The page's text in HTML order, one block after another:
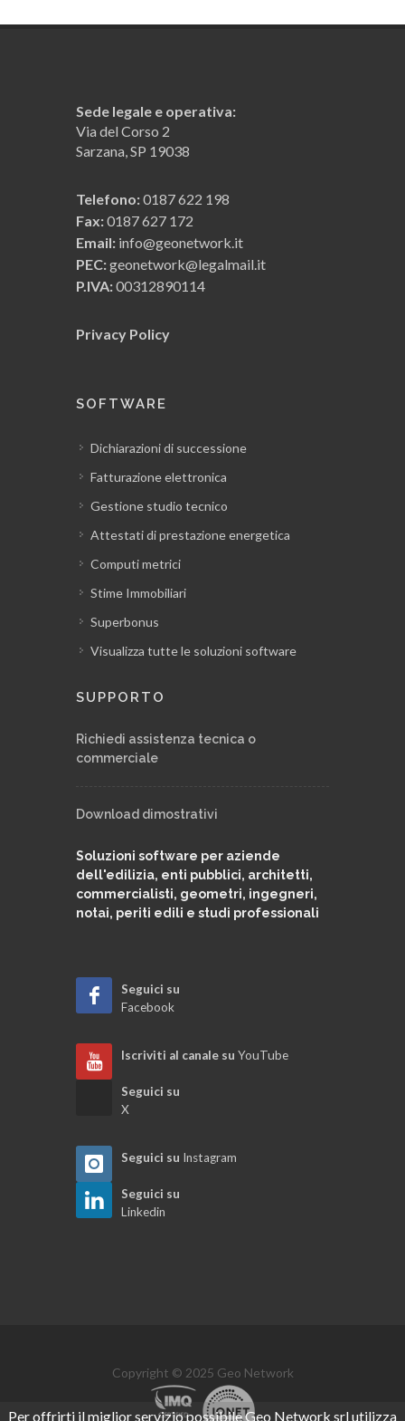
Sede legale e operativa:
Via del Corso 2
Sarzana, SP 19038
Telefono:0187 622 198
Fax:0187 627 172
Email: info@geonetwork.it
PEC:geonetwork@legalmail.it
P.IVA:00312890114
Privacy Policy
SOFTWARE
Dichiarazioni di successione
Fatturazione elettronica
Gestione studio tecnico
Attestati di prestazione energetica
Computi metrici
Stime Immobiliari
Superbonus
Visualizza tutte le soluzioni software
SUPPORTO
Richiedi assistenza tecnica o
commerciale
Download dimostrativi
Soluzioni software per aziende
dell'edilizia, enti pubblici, architetti,
commercialisti, geometri, ingegneri,
notai, periti edili e studi professionali
Seguici su
Facebook
Iscriviti al canale su YouTube
Seguici su
X
Seguici su Instagram
Seguici su
Linkedin
Copyright © 2025 Geo Network
Per offrirti il miglior servizio possibile Geo Network srl utilizza